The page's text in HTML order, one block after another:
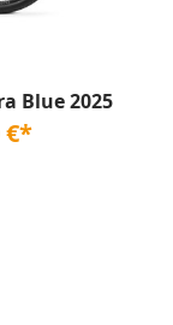
Blue 2025
€*